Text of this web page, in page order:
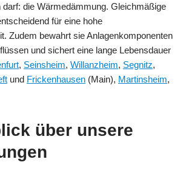
darf: die Wärmedämmung. Gleichmäßige
für eine hohe
Zudem bewahrt sie Anlagenkomponenten
und sichert eine lange Lebensdauer
, Seinsheim, Willanzheim, Segnitz,
und Frickenhausen (Main), Martinsheim,
über unsere